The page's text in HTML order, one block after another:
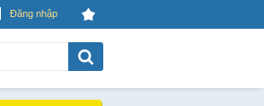
Đăng nhập